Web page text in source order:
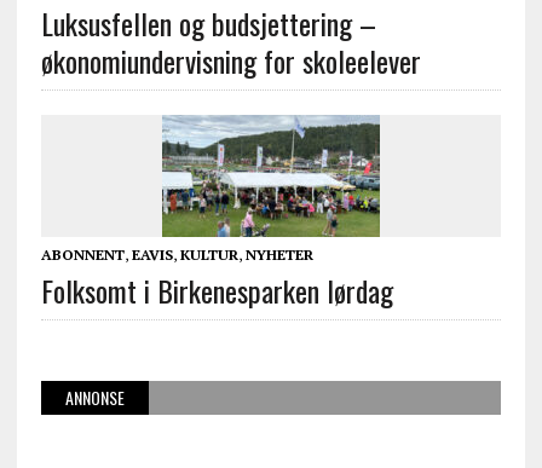
Luksusfellen og budsjettering –
økonomiundervisning for skoleelever
ABONNENT, EAVIS, KULTUR, NYHETER
Folksomt i Birkenesparken lørdag
ANNONSE